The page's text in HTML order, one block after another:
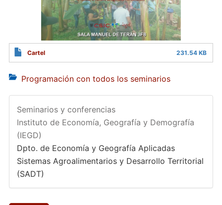
Cartel 231.54 KB
Programación con todos los seminarios
Seminarios y conferencias
Instituto de Economía, Geografía y Demografía
(IEGD)
Dpto. de Economía y Geografía Aplicadas
Sistemas Agroalimentarios y Desarrollo Territorial
(SADT)